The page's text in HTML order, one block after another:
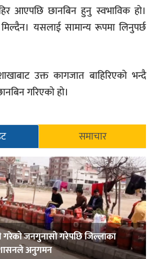
आएपछि छानबिन हुनु स्वभाविक हो।
मिल्दैन। यसलाई सामान्य रूपमा लिनुपर्छ
उक्त कागजात बाहिरिएको भन्दै
गरिएको हो।
समाचार
गरेको जनगुनासो गरेपछि जिल्लाका
अनुगमन